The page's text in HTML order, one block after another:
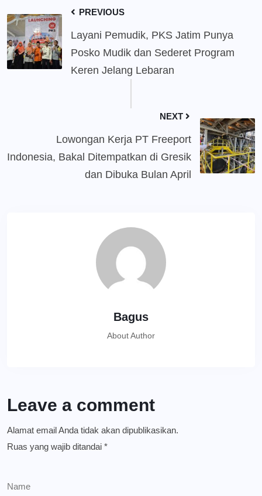
PREVIOUS
Layani Pemudik, PKS Jatim Punya
Posko Mudik dan Sederet Program
Keren Jelang Lebaran
NEXT
Lowongan Kerja PT Freeport
Indonesia, Bakal Ditempatkan di Gresik
dan Dibuka Bulan April
Bagus
About Author
Leave a comment
Alamat email Anda tidak akan dipublikasikan.
Ruas yang wajib ditandai *